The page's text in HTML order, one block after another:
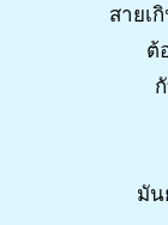
สายเ
ต้
มัน